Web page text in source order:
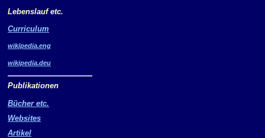
Lebenslauf etc.
Curriculum
wikipedia.eng
wikipedia.deu
Publikationen
Bücher etc.
Websites
Artikel